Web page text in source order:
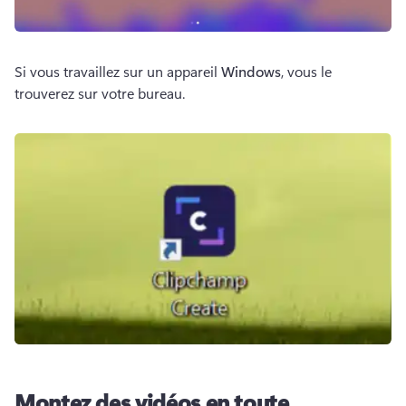
Si vous travaillez sur un appareil Windows, vous le
trouverez sur votre bureau.